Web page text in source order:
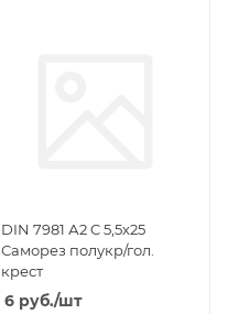
DIN 7981 А2 C 5,5х25
Саморез полукр/гол.
крест
6 руб./шт